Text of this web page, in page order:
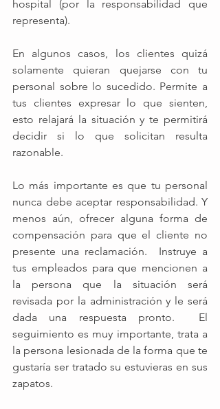
hospital (por la responsabilidad que
representa).
En algunos casos, los clientes quizá
solamente quieran quejarse con tu
personal sobre lo sucedido. Permite a
tus clientes expresar lo que sienten,
esto relajará la situación y te permitirá
decidir si lo que solicitan resulta
razonable.
Lo más importante es que tu personal
nunca debe aceptar responsabilidad. Y
menos aún, ofrecer alguna forma de
compensación para que el cliente no
presente una reclamación.  Instruye a
tus empleados para que mencionen a
la persona que la situación será
revisada por la administración y le será
dada una respuesta pronto.  El
seguimiento es muy importante, trata a
la persona lesionada de la forma que te
gustaría ser tratado su estuvieras en sus
zapatos.